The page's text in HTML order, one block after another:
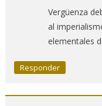
Vergüenza
al
elementales
Responder